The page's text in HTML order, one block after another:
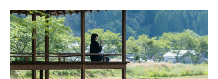
を開催します。